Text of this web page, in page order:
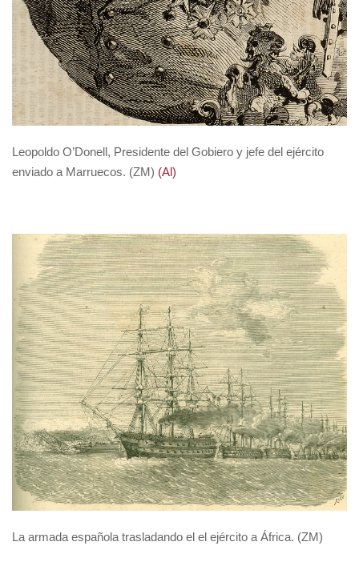
Leopoldo O’Donell, Presidente del Gobiero y jefe del ejército
enviado a Marruecos. (ZM) (Al)
La armada española trasladando el el ejército a África. (ZM)